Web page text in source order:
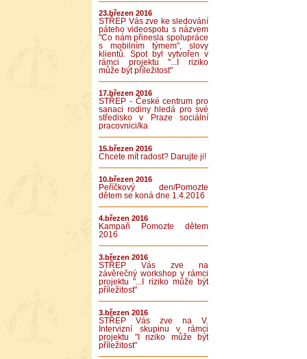
23.březen 2016
STŘEP Vás zve ke sledování
páteho videospotu s názvem
"Co nám přinesla spolupráce
s mobilním týmem", slovy
klientů. Spot byl vytvořen v
rámci projektu "...I riziko
může být příležitost"
17.březen 2016
STŘEP - České centrum pro
sanaci rodiny hledá pro své
středisko v Praze sociální
pracovnici/ka
15.březen 2016
Chcete mít radost? Darujte ji!
10.březen 2016
Peříčkový den/Pomozte
dětem se koná dne 1.4.2016
4.březen 2016
Kampaň Pomozte dětem
2016
3.březen 2016
STŘEP Vás zve na
závěrečný workshop v rámci
projektu "...I riziko může být
příležitost"
3.březen 2016
STŘEP Vás zve na V.
Intervizní skupinu v rámci
projektu "I riziko může být
příležitost"